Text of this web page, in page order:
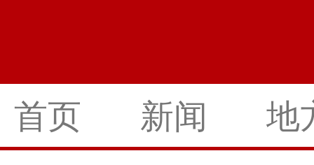
首页 新闻 地